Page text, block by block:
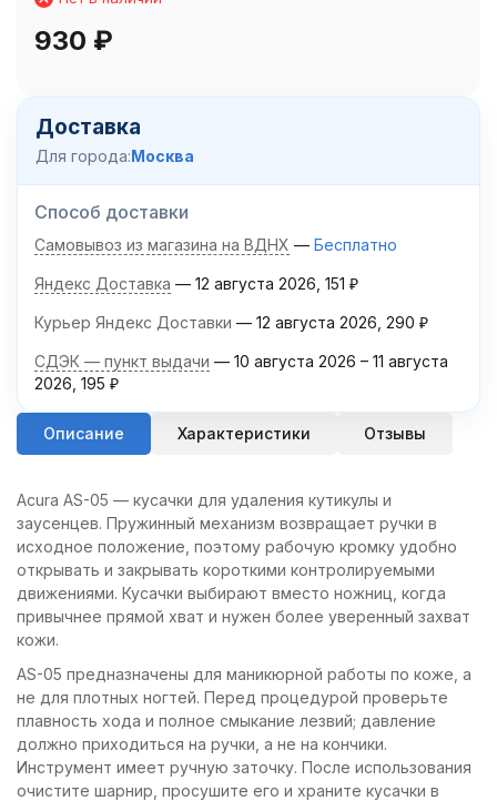
930 ₽
Доставка
Для города:Москва
Способ доставки
Самовывоз из магазина на ВДНХ Бесплатно
Яндекс Доставка 12 августа 2026 151 ₽
Курьер Яндекс Доставки 12 августа 2026 290 ₽
СДЭК — пункт выдачи 10 августа 2026 – 11 августа
2026 195 ₽
Описание Характеристики Отзывы
Acura AS-05 — кусачки для удаления кутикулы и
заусенцев. Пружинный механизм возвращает ручки в
исходное положение, поэтому рабочую кромку удобно
открывать и закрывать короткими контролируемыми
движениями. Кусачки выбирают вместо ножниц, когда
привычнее прямой хват и нужен более уверенный захват
кожи.
AS-05 предназначены для маникюрной работы по коже, а
не для плотных ногтей. Перед процедурой проверьте
плавность хода и полное смыкание лезвий; давление
должно приходиться на ручки, а не на кончики.
Инструмент имеет ручную заточку. После использования
очистите шарнир, просушите его и храните кусачки в